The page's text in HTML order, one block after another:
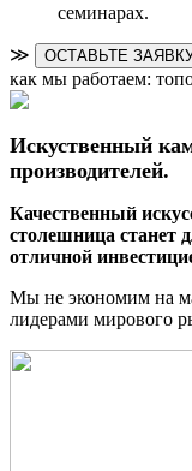
семинарах.
≫ ОСТАВЬТЕ
как мы работаем:
Искуственный
производителей.
Качественный
столешница станет
отличной
Мы не экономим на
лидерами мирового